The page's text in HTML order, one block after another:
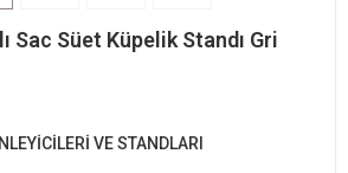
Sac Süet Küpelik Standı Gri
VE STANDLARI